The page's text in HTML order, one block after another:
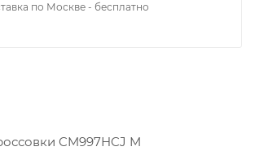
по Москве - бесплатно
CM997HCJ M